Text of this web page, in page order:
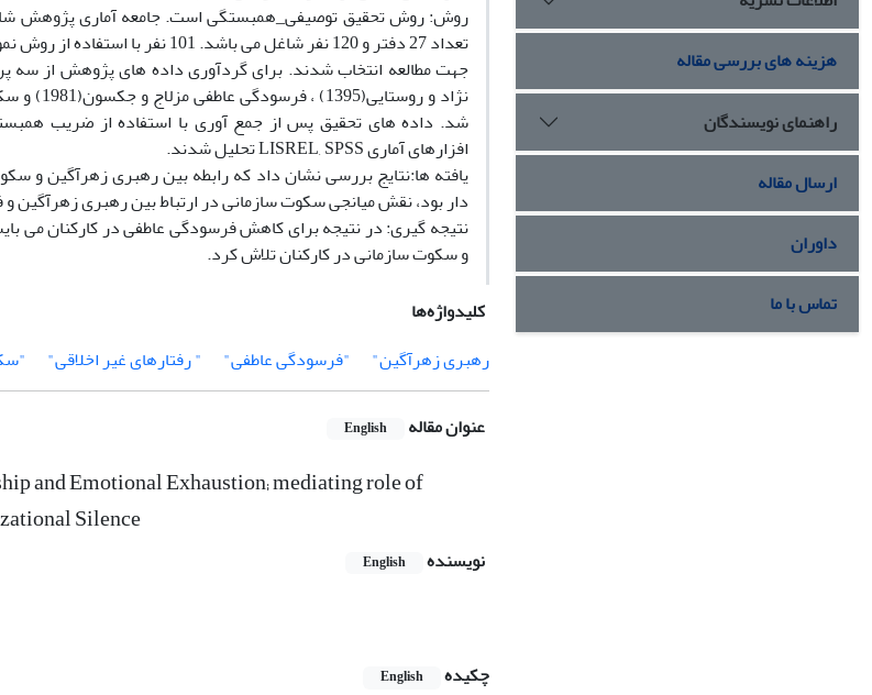
روش: روش تحقیق توصیفی_همبستگی است. جامعه آماری پژوهش
تعداد 27 دفتر و 120 نفر شاغل می
جهت مطالعه انتخاب شدند. برای گردآوری داده های پژوهش از سه
شد. داده های تحقیق پس از جمع آوری با استفاده از ضریب
افزارهای آماری LISREL, SPSS تحلیل شدند.
یافته ها:نتایج بررسی نشان داد که رابطه بین رهبری زهرآگین و
دار بود، نقش میانجی سکوت سازمانی در ارتباط بین رهبری زهرآگین
نتیجه گیری: در نتیجه برای کاهش فرسودگی عاطفی در کارکنان می
و سکوت سازمانی در کارکنان تلاش کرد.
کلیدواژه‌ها
رهبری زهرآگین"
"فرسودگی عاطفی" " رفتارهای غیر اخلاقی"
عنوان مقاله English
and Emotional Exhaustion; mediating role of
Silence
نویسنده English
چکیده
English
هزینه های بررسی مقاله
راهنمای نویسندگان
ارسال مقاله
داوران
تماس با ما